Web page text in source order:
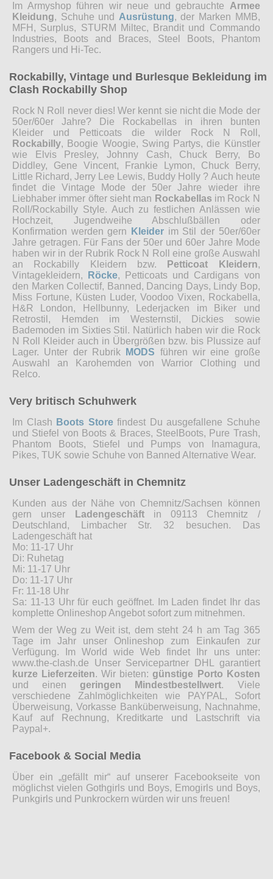
Im Armyshop führen wir neue und gebrauchte Armee
Kleidung, Schuhe und Ausrüstung, der Marken MMB,
MFH, Surplus, STURM Miltec, Brandit und Commando
Industries, Boots and Braces, Steel Boots, Phantom
Rangers und Hi-Tec.
Rockabilly, Vintage und Burlesque Bekleidung im
Clash Rockabilly Shop
Rock N Roll never dies! Wer kennt sie nicht die Mode der
50er/60er Jahre? Die Rockabellas in ihren bunten
Kleider und Petticoats die wilder Rock N Roll,
Rockabilly, Boogie Woogie, Swing Partys, die Künstler
wie Elvis Presley, Johnny Cash, Chuck Berry, Bo
Diddley, Gene Vincent, Frankie Lymon, Chuck Berry,
Little Richard, Jerry Lee Lewis, Buddy Holly ? Auch heute
findet die Vintage Mode der 50er Jahre wieder ihre
Liebhaber immer öfter sieht man Rockabellas im Rock N
Roll/Rockabilly Style. Auch zu festlichen Anlässen wie
Hochzeit, Jugendweihe Abschlußbällen oder
Konfirmation werden gern
Kleiderim Stil der 50er/60er
Jahre getragen. Für Fans der 50er und 60er Jahre Mode
haben wir in der Rubrik Rock N Roll eine große Auswahl
an Rockabilly Kleidern bzw.
Petticoat Kleidern,
Vintagekleidern,
Röcke, Petticoats und Cardigans von
den Marken Collectif, Banned, Dancing Days, Lindy Bop,
Miss Fortune, Küsten Luder, Voodoo Vixen, Rockabella,
H&R London, Hellbunny, Lederjacken im Biker und
Retrostil, Hemden im Westernstil, Dickies sowie
Bademoden im Sixties Stil. Natürlich haben wir die Rock
N Roll Kleider auch in Übergrößen bzw. bis Plussize auf
Lager. Unter der Rubrik
MODS führen wir eine große
Auswahl an Karohemden von Warrior Clothing und
Relco.
Very britisch Schuhwerk
Im Clash Boots Storefindest Du ausgefallene Schuhe
und Stiefel von Boots & Braces, SteelBoots, Pure Trash,
Phantom Boots, Stiefel und Pumps von Inamagura,
Pikes, TUK sowie Schuhe von Banned Alternative Wear.
Unser Ladengeschäft in Chemnitz
Kunden aus der Nähe von Chemnitz/Sachsen können
gern unser
Ladengeschäftin 09113 Chemnitz /
Deutschland, Limbacher Str. 32 besuchen. Das
Ladengeschäft hat
Mo: 11-17 Uhr
Di: Ruhetag
Mi: 11-17 Uhr
Do: 11-17 Uhr
Fr: 11-18 Uhr
Sa: 11-13 Uhr für euch geöffnet. Im Laden findet Ihr das
komplette Onlineshop Angebot sofort zum mitnehmen.
Wem der Weg zu Weit ist, dem steht 24 h am Tag 365
Tage im Jahr unser Onlineshop zum Einkaufen zur
Verfügung. Im World wide Web findet Ihr uns unter:
www.the-clash.de Unser Servicepartner DHL garantiert
kurze Lieferzeiten. Wir bieten:günstige Porto Kosten
und einengeringen Mindestbestellwert. Viele
verschiedene Zahlmöglichkeiten wie PAYPAL, Sofort
Überweisung, Vorkasse Banküberweisung, Nachnahme,
Kauf auf Rechnung, Kreditkarte und Lastschrift via
Paypal+.
Facebook & Social Media
Über ein „gefällt mir“ auf unserer Facebookseite von
möglichst vielen Gothgirls und Boys, Emogirls und Boys,
Punkgirls und Punkrockern würden wir uns freuen!